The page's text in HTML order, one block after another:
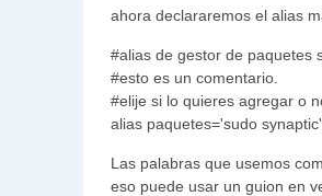
ahora declararemos el alias
#alias de gestor de paquetes
#esto es un comentario.
#elije si lo quieres agregar o
alias paquetes='sudo synaptic'
Las palabras que usemos
eso puede usar un guion en